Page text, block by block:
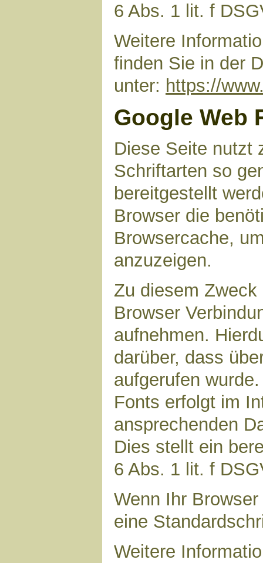
6 Abs. 1 lit. f
Weitere
finden Sie in der
unter: https://
Google Web
Diese Seite nutzt
Schriftarten so
bereitgestellt
Browser die
Browsercache,
anzuzeigen.
Zu diesem
Browser
aufnehmen.
darüber, dass
aufgerufen
Fonts erfolgt im
ansprechenden
Dies stellt ein
6 Abs. 1 lit. f
Wenn Ihr
eine
Weitere